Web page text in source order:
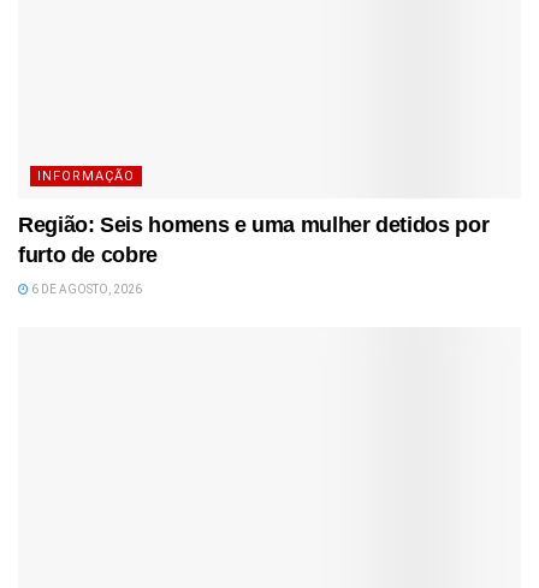
INFORMAÇÃO
Região: Seis homens e uma mulher detidos por
furto de cobre
6 DE AGOSTO, 2026